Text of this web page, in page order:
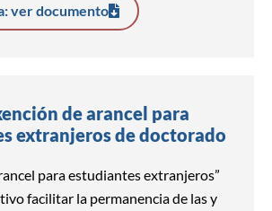
ver documento
de arancel para
extranjeros de doctorado
para estudiantes extranjeros”
facilitar la permanencia de las y